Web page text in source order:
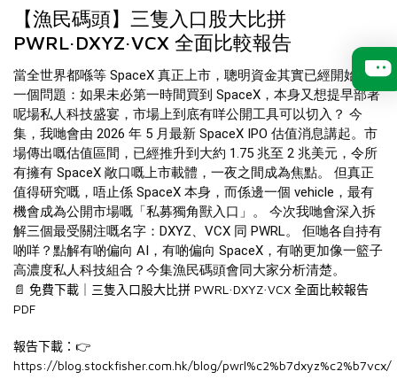
【漁民碼頭】三隻入口股大比拼
PWRL·DXYZ·VCX 全面比較報告
當全世界都喺等 SpaceX 真正上市，聰明資金其實已經開始問另
一個問題：如果未必第一時間買到 SpaceX，本身又想提早部署
呢場私人科技盛宴，市場上到底有咩公開工具可以切入？ 今
集，我哋會由 2026 年 5 月最新 SpaceX IPO 估值消息講起。市
場傳出嘅估值區間，已經推升到大約 1.75 兆至 2 兆美元，令所
有擁有 SpaceX 敞口嘅上市載體，一夜之間成為焦點。 但真正
值得研究嘅，唔止係 SpaceX 本身，而係邊一個 vehicle，最有
機會成為公開市場嘅「私募獨角獸入口」。 今次我哋會深入拆
解三個最受關注嘅名字：DXYZ、VCX 同 PWRL。 佢哋各自持有
啲咩？點解有啲偏向 AI，有啲偏向 SpaceX，有啲更加像一籃子
高濃度私人科技組合？今集漁民碼頭會同大家分析清楚。
📄 免費下載｜三隻入口股大比拼 PWRL ·DXYZ·VCX 全面比較報告
PDF
報告下載： 👉
https://blog.stockfisher.com.hk/blog/pwrl%c2%b7dxyz%c2%b7vcx/